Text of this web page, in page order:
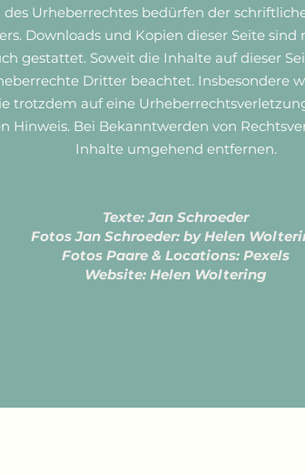
Urheberrechtes bedürfen der
Downloads und Kopien dieser Seite
gestattet. Soweit die Inhalte auf dieser
Dritter beachtet. Insbesondere
trotzdem auf eine
Hinweis. Bei Bekanntwerden von
Inhalte umgehend entfernen.
Texte: Jan Schroeder
Fotos Jan Schroeder: by Helen
Fotos Paare & Locations: Pexels
Website: Helen Woltering